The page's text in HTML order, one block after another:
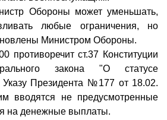
Обороны может уменьшать,
любые ограничения, но
Министром Обороны.
ст.37 Конституции
закона "О статусе
Президента №177 от 18.02.
вводятся не предусмотренные
на денежные выплаты.